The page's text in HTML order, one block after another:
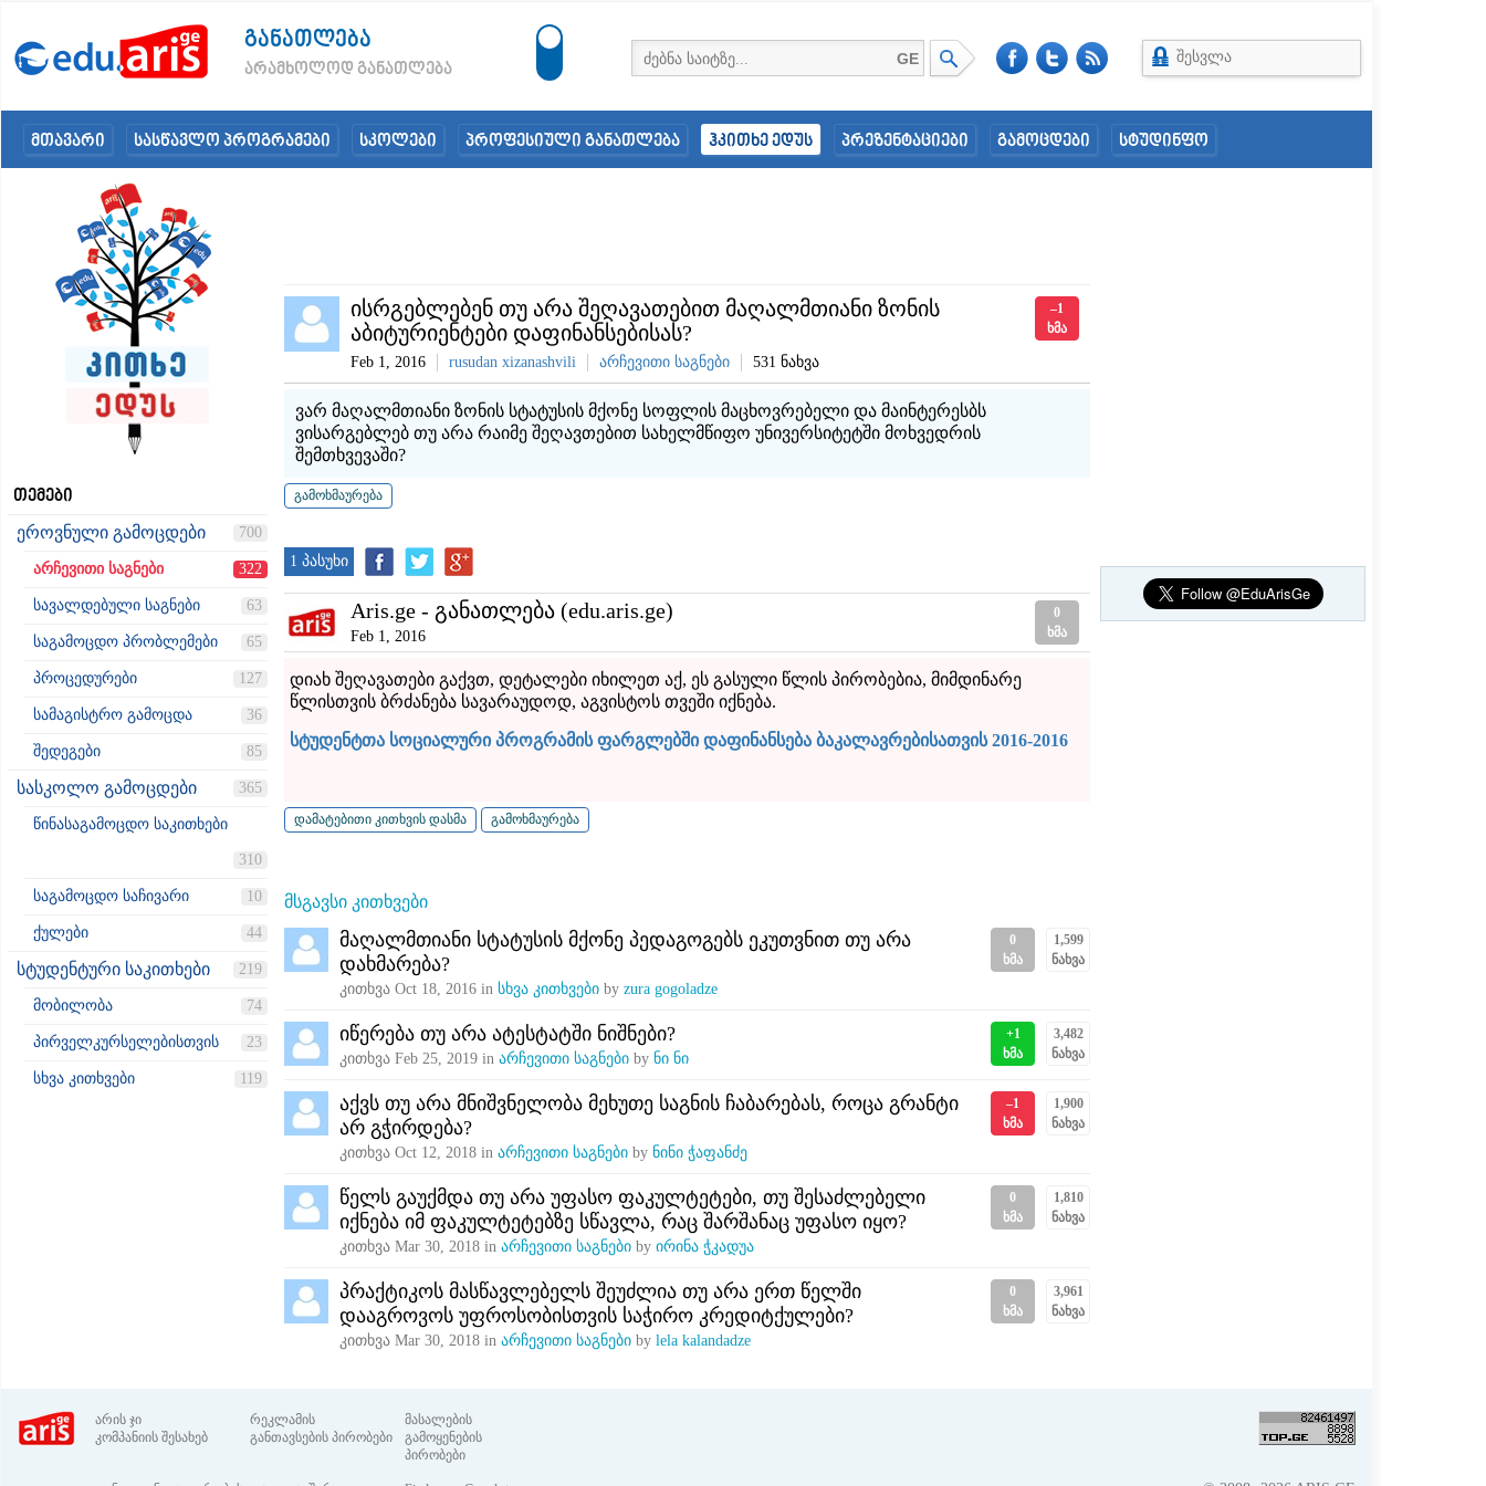
განათლება
არამხოლოდ განათლება
GE შესვლა
მთავარი სასწავლო პროგრამები სკოლები პროფესიული განათლება ჰკითხე ედუს პრეზენტაციები გამოცდები სტუდინფო
თემები
ეროვნული გამოცდები 700
არჩევითი საგნები 322
სავალდებული საგნები 63
საგამოცდო პრობლემები 65
პროცედურები 127
სამაგისტრო გამოცდა 36
შედეგები 85
სასკოლო გამოცდები 365
წინასაგამოცდო საკითხები
310
საგამოცდო საჩივარი 10
ქულები 44
სტუდენტური საკითხები 219
მობილობა 74
პირველკურსელებისთვის 23
სხვა კითხვები 119
–1
ხმა
ისრგებლებენ თუ არა შეღავათებით მაღალმთიანი ზონის
აბიტურიენტები დაფინანსებისას?
Feb 1, 2016 rusudan xizanashvili არჩევითი საგნები 531 ნახვა
ვარ მაღალმთიანი ზონის სტატუსის მქონე სოფლის მაცხოვრებელი და მაინტერესბს
ვისარგებლებ თუ არა რაიმე შეღავთებით სახელმწიფო უნივერსიტეტში მოხვედრის
შემთხვევაში?
1 პასუხი
Aris.ge - განათლება (edu.aris.ge)
დიახ შეღავათები გაქვთ, დეტალები იხილეთ აქ, ეს გასული წლის პირობებია, მიმდინარე
წლისთვის ბრძანება სავარაუდოდ, აგვისტოს თვეში იქნება.
სტუდენტთა სოციალური პროგრამის ფარგლებში დაფინანსება ბაკალავრებისათვის 2016-2016
0
ხმა
Feb 1, 2016
მსგავსი კითხვები
0
ხმა
1,599
ნახვა
მაღალმთიანი სტატუსის მქონე პედაგოგებს ეკუთვნით თუ არა
დახმარება?
კითხვა Oct 18, 2016 in სხვა კითხვები by zura gogoladze
+1
ხმა
3,482
ნახვა
იწერება თუ არა ატესტატში ნიშნები?
კითხვა Feb 25, 2019 in არჩევითი საგნები by ნი ნი
–1
ხმა
1,900
ნახვა
აქვს თუ არა მნიშვნელობა მეხუთე საგნის ჩაბარებას, როცა გრანტი
არ გჭირდება?
კითხვა Oct 12, 2018 in არჩევითი საგნები by ნინი ჭაფანძე
0
ხმა
1,810
ნახვა
წელს გაუქმდა თუ არა უფასო ფაკულტეტები, თუ შესაძლებელი
იქნება იმ ფაკულტეტებზე სწავლა, რაც შარშანაც უფასო იყო?
კითხვა Mar 30, 2018 in არჩევითი საგნები by ირინა ჭკადუა
0
ხმა
3,961
ნახვა
პრაქტიკოს მასწავლებელს შეუძლია თუ არა ერთ წელში
დააგროვოს უფროსობისთვის საჭირო კრედიტქულები?
კითხვა Mar 30, 2018 in არჩევითი საგნები by lela kalandadze
არის ჯი
კომპანიის შესახებ
რეკლამის
განთავსების პირობები
მასალების
გამოყენების
პირობები